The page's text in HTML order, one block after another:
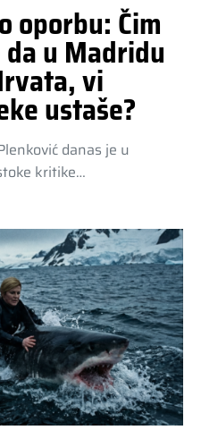
oporbu: Čim
u Madridu
vi
ustaše?
danas je u
kritike…